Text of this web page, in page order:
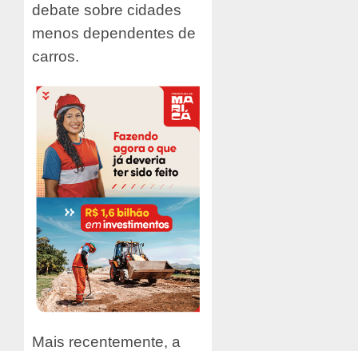
debate sobre cidades
menos dependentes de
carros.
Mais recentemente, a